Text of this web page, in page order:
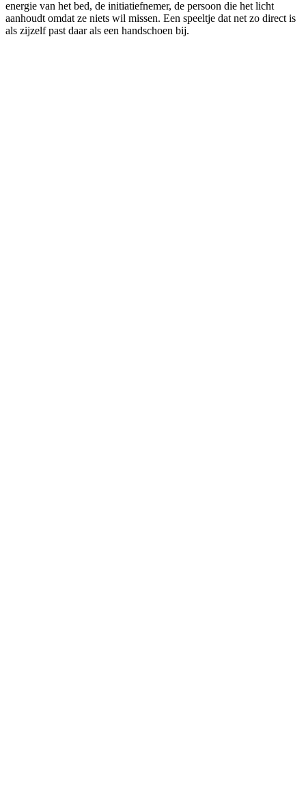
energie van het bed, de initiatiefnemer, de persoon die het licht
aanhoudt omdat ze niets wil missen. Een speeltje dat net zo direct is
als zijzelf past daar als een handschoen bij.